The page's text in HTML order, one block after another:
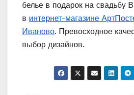
белье в подарок на свадьбу
в интернет-магазине
Иваново. Превосходное
выбор дизайнов.